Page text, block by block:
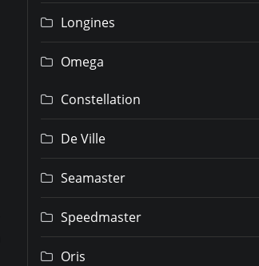
Longines
Omega
Constellation
De Ville
Seamaster
Speedmaster
Oris